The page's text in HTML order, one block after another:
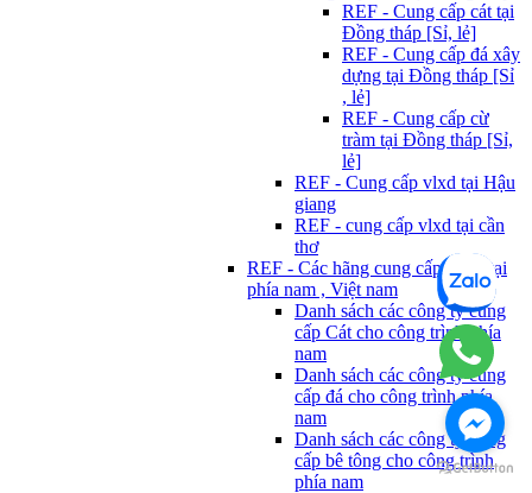
REF - Cung cấp cát tại
Đồng tháp [Sỉ, lẻ]
REF - Cung cấp đá xây
dựng tại Đồng tháp [Sỉ
, lẻ]
REF - Cung cấp cừ
tràm tại Đồng tháp [Sỉ,
lẻ]
REF - Cung cấp vlxd tại Hậu
giang
REF - cung cấp vlxd tại cần
thơ
REF - Các hãng cung cấp Vlxd tại
phía nam , Việt nam
Danh sách các công ty cung
cấp Cát cho công trình phía
nam
Danh sách các công ty cung
cấp đá cho công trình phía
nam
Danh sách các công ty cung
cấp bê tông cho công trình
phía nam